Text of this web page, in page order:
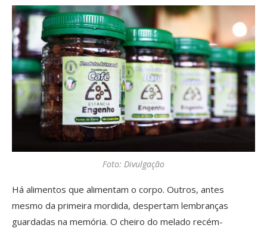
Foto: Divulgação
Há alimentos que alimentam o corpo. Outros, antes
mesmo da primeira mordida, despertam lembranças
guardadas na memória. O cheiro do melado recém-